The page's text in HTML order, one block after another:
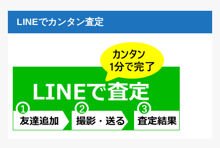
LINEでカンタン査定